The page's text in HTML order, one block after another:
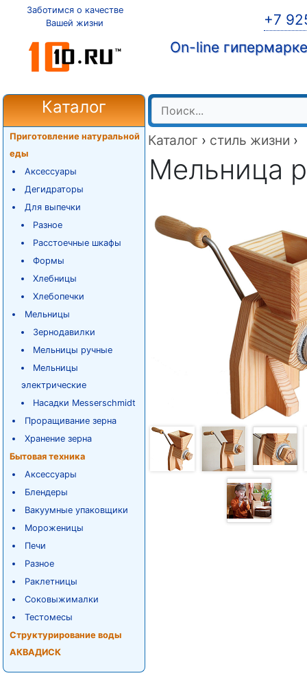
Заботимся о качестве
Вашей жизни
+7
On-line
Каталог
Приготовление натуральной
еды
Аксессуары
Дегидраторы
Для выпечки
Разное
Расстоечные шкафы
Формы
Хлебницы
Хлебопечки
Мельницы
Зернодавилки
Мельницы ручные
Мельницы
электрические
Насадки Messerschmidt
Проращивание зерна
Хранение зерна
Бытовая техника
Аксессуары
Блендеры
Вакуумные упаковщики
Мороженицы
Печи
Разное
Раклетницы
Соковыжималки
Тестомесы
Структурирование воды
АКВАДИСК
Каталог › стиль жизни ›
Мельница